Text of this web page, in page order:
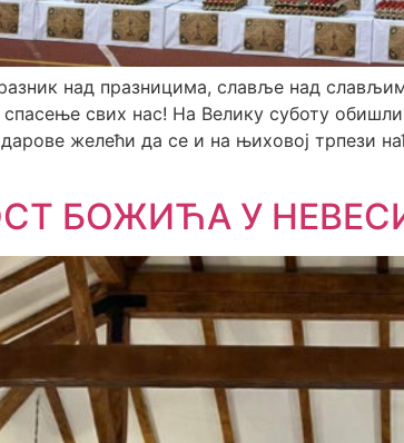
над празницима, славље над
спасење свих нас! На Велику суботу
желећи да се и на њиховој трпези
БОЖИЋА У